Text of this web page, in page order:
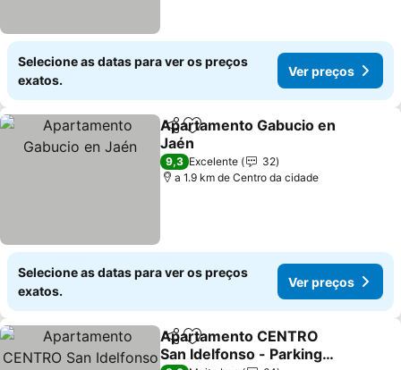
Selecione as datas para ver os preços
exatos.
Ver preços
PartilharAdicionar aos favoritos
Apartamento Gabucio en
Jaén
9,3 Excelente
32
a 1.9 km de Centro da cidade
Selecione as datas para ver os preços
exatos.
Ver preços
PartilharAdicionar aos favoritos
Apartamento CENTRO
San Idelfonso - Parking